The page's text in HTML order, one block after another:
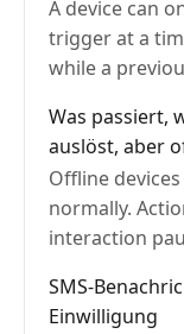
A device can
trigger at a
while a
Was passiert,
auslöst, aber
Offline
normally.
interaction
SMS-
Einwilligung